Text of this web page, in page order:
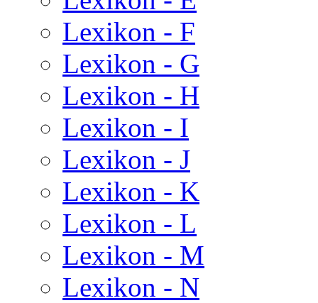
Lexikon - F
Lexikon - G
Lexikon - H
Lexikon - I
Lexikon - J
Lexikon - K
Lexikon - L
Lexikon - M
Lexikon - N